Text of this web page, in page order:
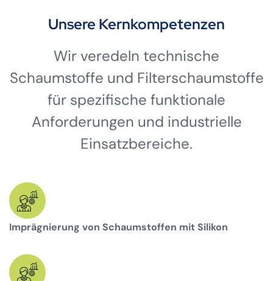
Unsere Kernkompetenzen
Wir veredeln technische
Schaumstoffe und Filterschaumstoffe
für spezifische funktionale
Anforderungen und industrielle
Einsatzbereiche.
Imprägnierung von Schaumstoffen mit Silikon